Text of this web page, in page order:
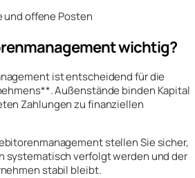
und offene Posten
wichtig?
ist entscheidend für die
Außenstände binden Kapital
Zahlungen zu finanziellen
stellen Sie sicher,
systematisch verfolgt werden und der
stabil bleibt.